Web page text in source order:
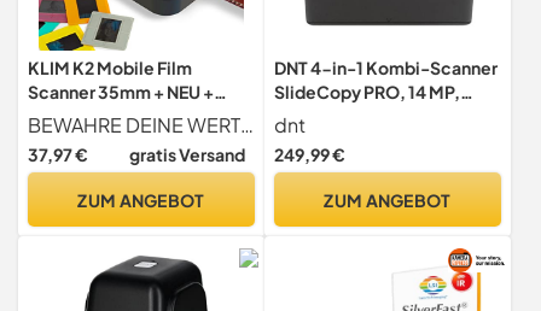
KLIM K2 Mobile Film
Scanner 35mm + NEU +
Positiv- & Negativ- Dia
Scanner + Fotoscanner zum
digitalisieren + Diascanner
Entwicklungsstation zu
digitalisieren
BEWAHRE DEINE WERTVOLLEN ERINNERUNGEN DIGITAL AUF. Verewige deine analogen Filme und Dias, bevor sie auf deinem Dachboden zu Staub zerfallen! Mit diesem einfach zu bedienenden, faltbaren Filmscanner kannst du alte Filme und Dias in nur wenigen Minuten ansehen, scannen, konvertieren und auf dein Smartphone digitalisieren.
37,97 € gratis Versand
ZUM ANGEBOT
DNT 4-in-1 Kombi-Scanner
SlideCopy PRO, 14 MP,
Bildscanner, Fotos, Dias,
Negative, Akkubetrieb,
speichert auf SD-Karte,
dnt
249,99 €
ZUM ANGEBOT